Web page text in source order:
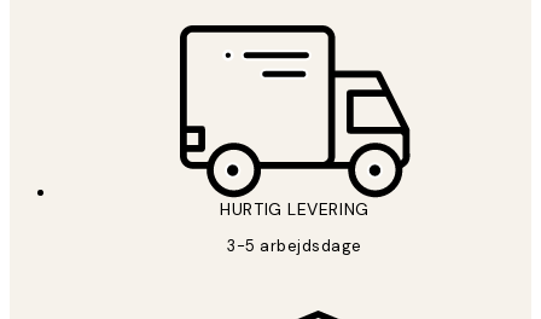
HURTIG LEVERING
3-5 arbejdsdage